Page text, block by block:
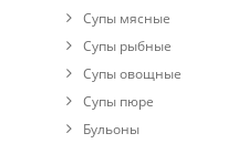
Супы мясные
Супы рыбные
Супы овощные
Cупы пюре
Бульоны